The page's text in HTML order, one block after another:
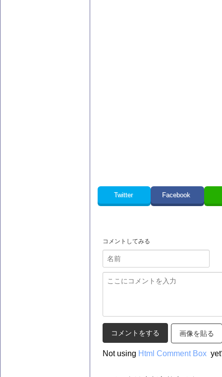
Twitter Facebook
コメントしてみる
画像を貼る
Not using Html Comment Box